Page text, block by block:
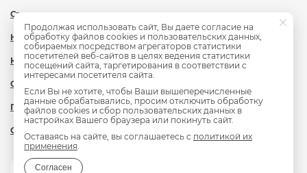
Статьи
Новости
Контакты
Охрана труда
Политика обработки персональных данных
Сведения об образовательной организации
Продолжая использовать сайт, Вы даете согласие на
обработку файлов cookies и пользовательских данных,
собираемых посредством агрегаторов статистики
посетителей веб-сайтов в целях ведения статистики
посещений сайта, таргетирования в соответствии с
интересами посетителя сайта.
Если Вы не хотите, чтобы Ваши вышеперечисленные
данные обрабатывались, просим отключить обработку
файлов cookies и сбор пользовательских данных в
настройках Вашего браузера или покинуть сайт.
Оставаясь на сайте, вы соглашаетесь с политикой их
применения.
Согласен